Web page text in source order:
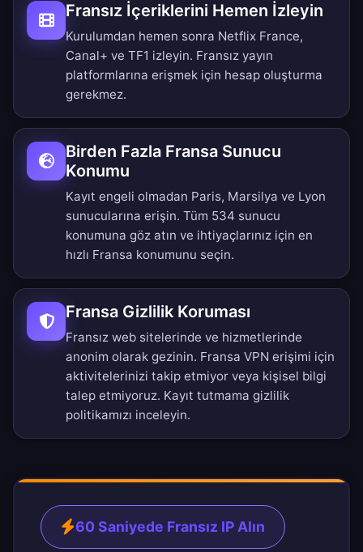
Fransız İçeriklerini Hemen İzleyin
Kurulumdan hemen sonra Netflix France,
Canal+ ve TF1 izleyin. Fransız yayın
platformlarına erişmek için hesap oluşturma
gerekmez.
Birden Fazla Fransa Sunucu
Konumu
Kayıt engeli olmadan Paris, Marsilya ve Lyon
sunucularına erişin. Tüm 534 sunucu
konumuna göz atın ve ihtiyaçlarınız için en
hızlı Fransa konumunu seçin.
Fransa Gizlilik Koruması
Fransız web sitelerinde ve hizmetlerinde
anonim olarak gezinin. Fransa VPN erişimi için
aktivitelerinizi takip etmiyor veya kişisel bilgi
talep etmiyoruz. Kayıt tutmama gizlilik
politikamızı inceleyin.
60 Saniyede Fransız IP Alın